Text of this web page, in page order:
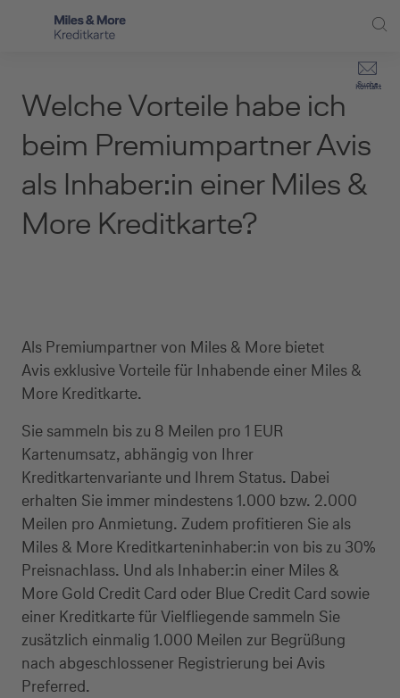
Direkt zur Suche (Enter drücken)
Direkt zum Hauptinhalt (Enter drücken)
Kontakt
Suche
Selbstständige
Unternehmen
Service
Häufige Fragen
Miles & More Programm
Schritt für Schritt zur neuen Karte
Kreditkarte empfehlen
Welche Vorteile habe ich
beim Premiumpartner Avis
als Inhaber:in einer Miles &
More Kreditkarte?
Als Premiumpartner von Miles & More bietet
Avis exklusive Vorteile für Inhabende einer Miles &
More Kreditkarte.
Sie sammeln bis zu 8 Meilen pro 1 EUR
Kartenumsatz, abhängig von Ihrer
Kreditkartenvariante und Ihrem Status. Dabei
erhalten Sie immer mindestens 1.000 bzw. 2.000
Meilen pro Anmietung. Zudem profitieren Sie als
Miles & More Kreditkarteninhaber:in von bis zu 30%
Preisnachlass. Und als Inhaber:in einer Miles &
More Gold Credit Card oder Blue Credit Card sowie
einer Kreditkarte für Vielfliegende sammeln Sie
zusätzlich einmalig 1.000 Meilen zur Begrüßung
nach abgeschlossener Registrierung bei Avis
Preferred.